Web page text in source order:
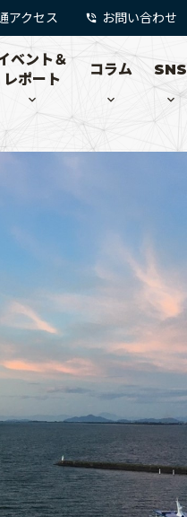
アクセス お問い合わせ
ベント＆
レポート
コラム SNS